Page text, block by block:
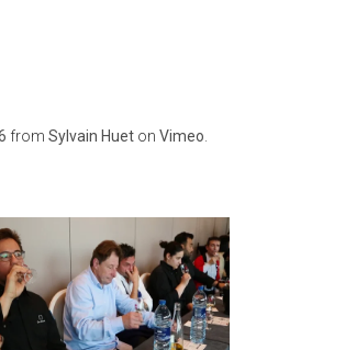
from Sylvain Huet on Vimeo
ATELIER-
DÉGUSTATION 2016
“UN CHEF…UN SAKÉ” -
DU SAKÉ 2016
watch video